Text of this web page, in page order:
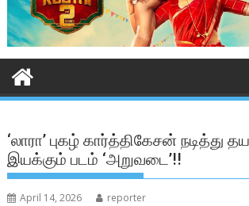
‘லாரா’ புகழ் கார்த்திகேசன் நடித்து
இயக்கும் படம் ‘அறுவடை’!!
April 14, 2026 reporter